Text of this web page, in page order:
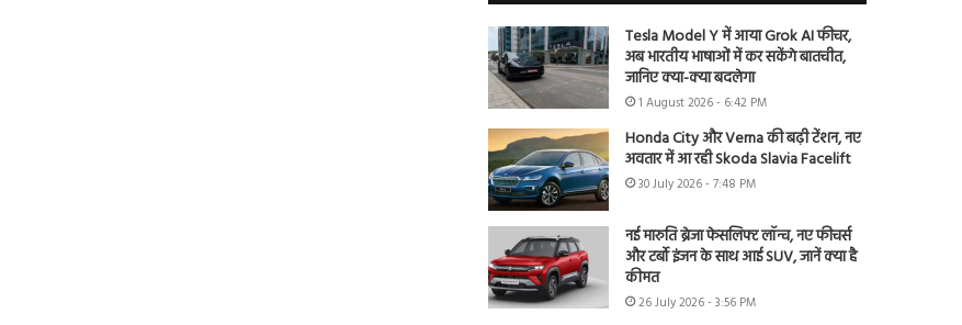
Tesla Model Y में आया Grok AI फीचर,
अब भारतीय भाषाओं में कर सकेंगे बातचीत,
जानिए क्या-क्या बदलेगा
1 August 2026 - 6:42 PM
Honda City और Verna की बढ़ी टेंशन, नए
अवतार में आ रही Skoda Slavia Facelift
30 July 2026 - 7:48 PM
नई मारुति ब्रेजा फेसलिफ्ट लॉन्च, नए फीचर्स
और टर्बो इंजन के साथ आई SUV, जानें क्या है
कीमत
26 July 2026 - 3:56 PM